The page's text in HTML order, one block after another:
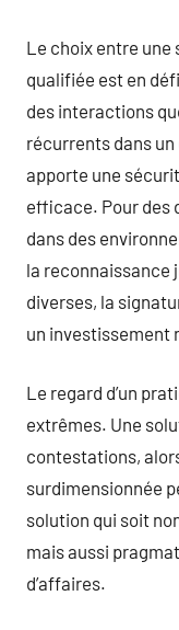
Le choix entre une
qualifiée est en
des interactions
récurrents dans
apporte une
efficace. Pour des
dans des
la reconnaissance
diverses, la
un investissement
Le regard d’un
extrêmes. Une
contestations,
surdimensionnée
solution qui soit
mais aussi
d’affaires.